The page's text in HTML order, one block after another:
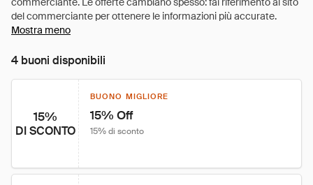
Mostra meno
4 buoni disponibili
15%
DI SCONTO
BUONO MIGLIORE
15% Off
15% di sconto